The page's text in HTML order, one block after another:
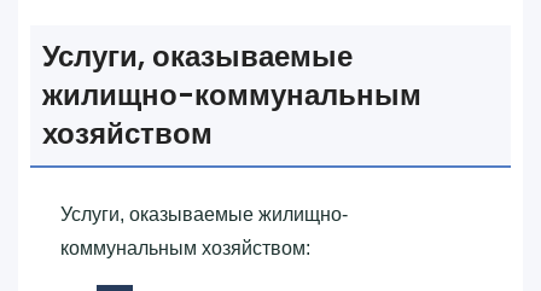
Услуги, оказываемые
жилищно-коммунальным
хозяйством
Услуги, оказываемые жилищно-
коммунальным хозяйством: